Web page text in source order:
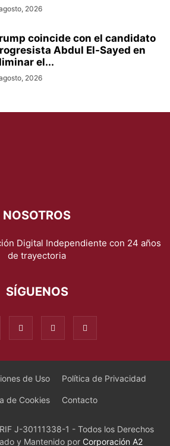
2026
coincide con el candidato
Abdul El-Sayed en
el...
2026
NOSOTROS
Digital Independiente con 24 años
de trayectoria
SÍGUENOS
de Uso Política de Privacidad
de Cookies Contacto
J-30111338-1 - Todos los Derechos
y Mantenido por Corporación A2